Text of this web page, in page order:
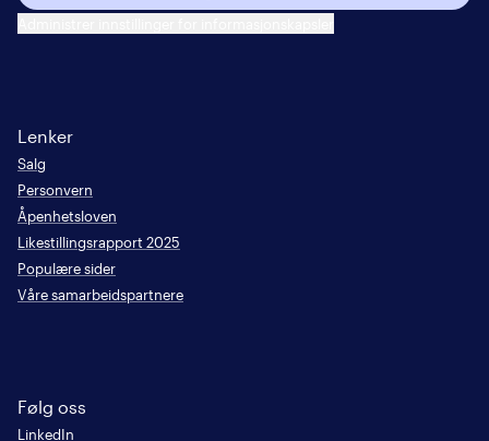
Lenker
Salg
Personvern
Åpenhetsloven
Likestillingsrapport 2025
Populære sider
Våre samarbeidspartnere
Følg oss
LinkedIn